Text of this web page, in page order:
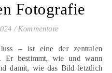
Fotografie
/ Kommentare
Er bestimmt, wie und wann
damit, wie das Bild letztlich